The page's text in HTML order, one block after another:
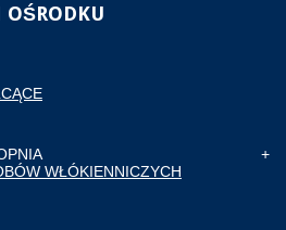
WŁÓKIENNICZYCH